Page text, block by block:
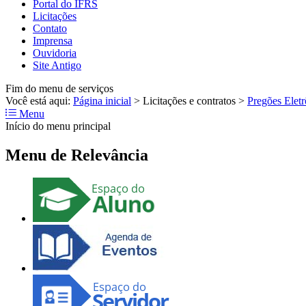
Portal do IFRS
Licitações
Contato
Imprensa
Ouvidoria
Site Antigo
Fim do menu de serviços
Você está aqui: Página inicial > Licitações e contratos > Pregões
Menu
Início do menu principal
Menu de Relevância